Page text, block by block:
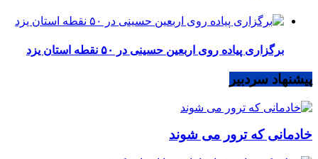
برگزاری پیاده روی اربعین حسینی در ۵۰ نقطه استان یزد
پیشنهاد سردبیر
خادمانی که ترور می شوند